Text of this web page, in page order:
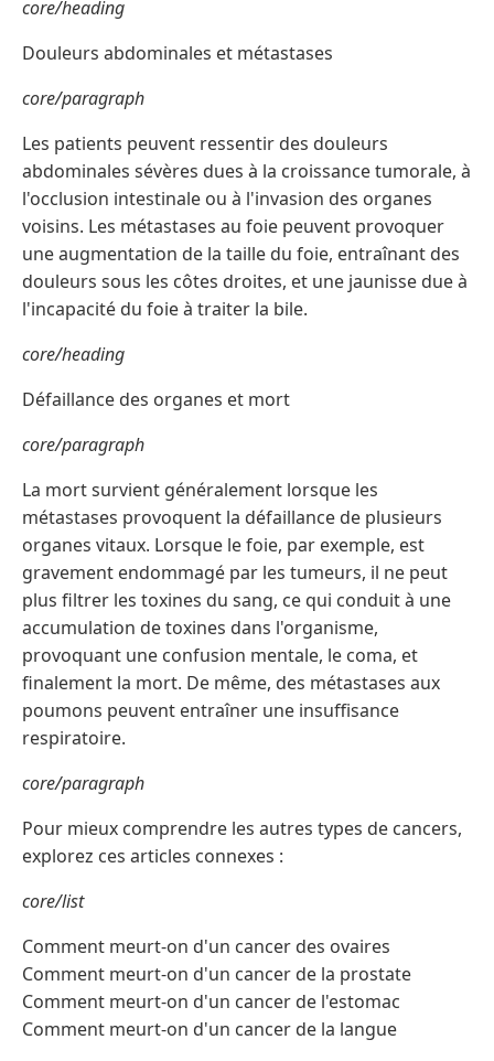
core/heading
Douleurs abdominales et métastases
core/paragraph
Les patients peuvent ressentir des douleurs
abdominales sévères dues à la croissance tumorale, à
l'occlusion intestinale ou à l'invasion des organes
voisins. Les métastases au foie peuvent provoquer
une augmentation de la taille du foie, entraînant des
douleurs sous les côtes droites, et une jaunisse due à
l'incapacité du foie à traiter la bile.
core/heading
Défaillance des organes et mort
core/paragraph
La mort survient généralement lorsque les
métastases provoquent la défaillance de plusieurs
organes vitaux. Lorsque le foie, par exemple, est
gravement endommagé par les tumeurs, il ne peut
plus filtrer les toxines du sang, ce qui conduit à une
accumulation de toxines dans l'organisme,
provoquant une confusion mentale, le coma, et
finalement la mort. De même, des métastases aux
poumons peuvent entraîner une insuffisance
respiratoire.
core/paragraph
Pour mieux comprendre les autres types de cancers,
explorez ces articles connexes :
core/list
Comment meurt-on d'un cancer des ovaires
Comment meurt-on d'un cancer de la prostate
Comment meurt-on d'un cancer de l'estomac
Comment meurt-on d'un cancer de la langue